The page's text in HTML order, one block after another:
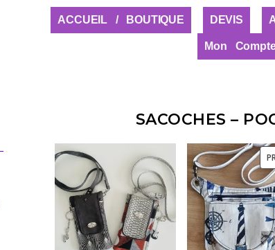
ACCUEIL / BOUTIQUE DEVIS
Mon
SACOCHES –